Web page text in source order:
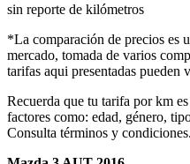
sin reporte de kilómetros
*La comparación de precios es
mercado, tomada de varios
tarifas aqui presentadas pueden
Recuerda que tu tarifa por km
factores como: edad, género,
Consulta términos y condiciones.